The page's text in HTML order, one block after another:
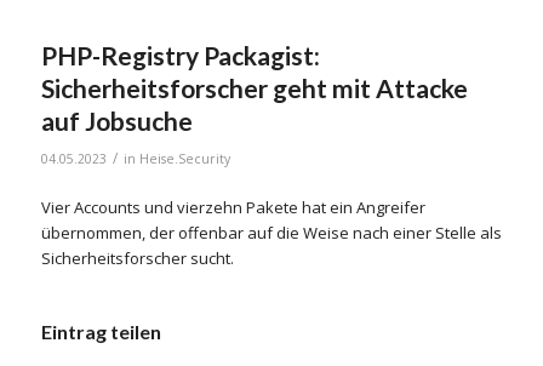
PHP-Registry Packagist:
Sicherheitsforscher geht mit Attacke
auf Jobsuche
04.05.2023 / in Heise.Security
Vier Accounts und vierzehn Pakete hat ein Angreifer
übernommen, der offenbar auf die Weise nach einer Stelle als
Sicherheitsforscher sucht.
Eintrag teilen